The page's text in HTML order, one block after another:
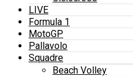
LIVE
Formula 1
MotoGP
Pallavolo
Squadre
Beach Volley